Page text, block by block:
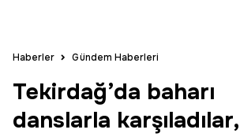
Haberler Gündem Haberleri
Tekirdağ’da baharı
danslarla karşıladılar,